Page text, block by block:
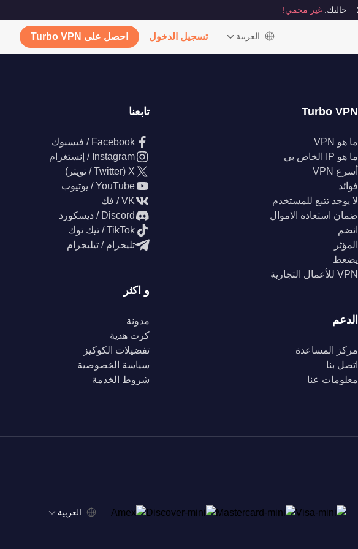
حالتك: غير محمي!
‫العربية تسجيل الدخول احصل على Turbo VPN
Turbo VPN
ما هو VPN
ما هو IP الخاص بي
أسرع VPN
فوائد
لا يوجد تتبع للمستخدم
ضمان استعادة الاموال
انضم
المؤثر
يضعط
VPN للأعمال التجارية
الدعم
مركز المساعدة
اتصل بنا
معلومات عنا
تابعنا
Facebook / فيسبوك
Instagram / إنستغرام
X (Twitter / تويتر)
YouTube / يوتيوب
VK / فك
Discord / ديسكورد
TikTok / تيك توك
تليجرام / تيليجرام
و اكثر
مدونة
كرت هدية
تفضيلات الكوكيز
سياسة الخصوصية
شروط الخدمة
‫العربية